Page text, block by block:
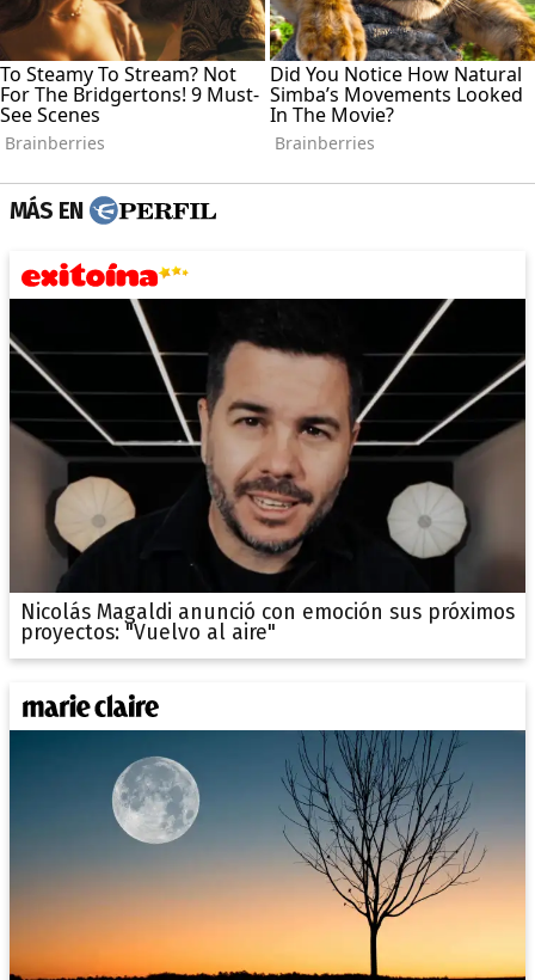
MÁS EN
Nicolás Magaldi anunció con emoción sus próximos
proyectos: "Vuelvo al aire"